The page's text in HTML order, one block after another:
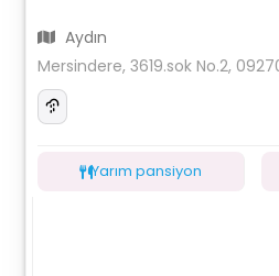
Aydın
Mersindere, 3619.sok No.2,
Yarım pansiyon